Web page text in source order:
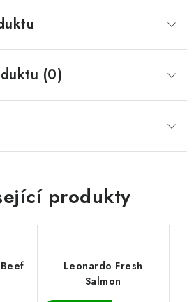
(0)
produkty
Leonardo Fresh
Salmon